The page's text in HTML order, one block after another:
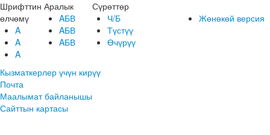
Шрифттин
өлчөмү
A
A
A
Аралык
AБВ
AБВ
AБВ
Сүрөттөр
Ч/Б
Түстүү
Өчүрүү
Жөнөкөй версия
Кызматкерлер үчүн кирүү
Почта
Маалымат байланышы
Сайттын картасы